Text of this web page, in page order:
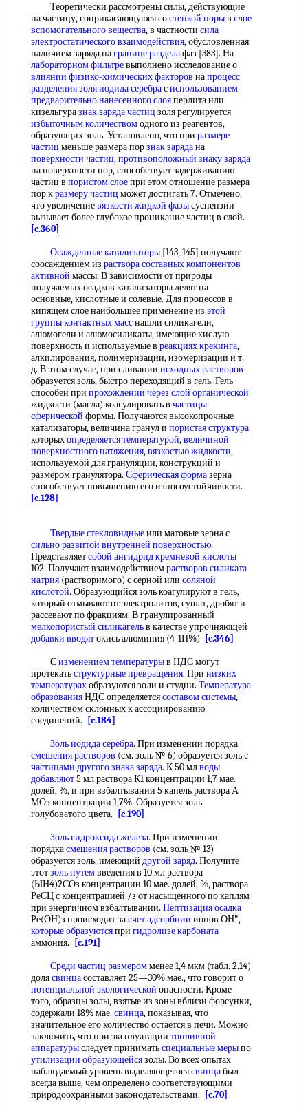
Теоретически рассмотрены силы, действующие
на частицу, соприкасающуюся состенкой порыв слое
вспомогательного вещества, в частности сила
электростатического взаимодействия, обусловленная
наличием заряда награнице разделафаз [383]. На
лабораторном фильтревыполнено исследование о
влиянии физико-химических факторов напроцесс
разделениязоля иодида серебрасиспользованием
предварительнонанесенного слояперлита или
кизельгуразнак заряда частиц золя регулируется
избыточным количествомодного из реагентов,
образующих золь. Установлено, что при размере
частиц меньше размера порзнак зарядана
поверхности частиц,противоположный знаку заряда
на поверхности пор, способствует задерживанию
частиц в пористом слоепри этом отношение размера
пор кразмеру частиц может достигать 7. Отмечено,
что увеличениевязкости жидкой фазысуспензии
вызывает более глубокое проникание частиц в слой.
[c.360]
Осажденные катализаторы [143, 145] получают
соосаждением из раствора составныхкомпонентов
активной массы. В зависимости от природы
получаемых осадков катализаторы делят на
основные, кислотные и солевые. Для процессов в
кипящем слое наибольшее применение из этой
группыконтактных масснашли силикагели,
алюмогели и алюмосиликаты, имеющие кислую
поверхность и используемые в реакциях крекинга,
алкилирования, полимеризации, изомеризации и т.
д. В этом случае, при сливании исходных растворов
образуется золь, быстро переходящий в гель. Гель
способен при прохождении через слой органической
жидкости (масла) коагулировать в частицы
сферической формы. Получаются высокопрочные
катализаторы, величина гранул и пористая структура
которыхопределяется температурой,величиной
поверхностного натяжения,вязкостью жидкости,
используемой для грануляции, конструкций и
размером гранулятора. Сферическая формазерна
способствует повышению его износоустойчивости.
[c.128]
Твердые стекловидныеили матовые зерна с
сильно развитой внутренней поверхностью.
Представляетсобой ангидрид кремневой кислоты
102. Получают взаимодействиемрастворов силиката
натрия (растворимого) с серной или соляной
кислотой. Образующийся золь коагулируют в гель,
который отмывают от электролитов, сушат, дробят и
рассевают по фракциям. В гранулированный
мелкопористый силикагельв качестве упрочняющей
добавки вводятокись алюминия (4-1П%)
[c.346]
Сизменением температурыв НДС могут
протекатьструктурные превращения. При низких
температурахобразуются золи и студни. Температура
образованияНДС определяетсясоставом системы,
количеством склонных к ассоциированию
соединений.
[c.184]
Золь иодида серебра. При изменении порядка
смешения растворов (см. золь № 6) образуется золь с
частицами другогознака заряда. К 50 млводы
добавляют5 мл раствора К1 концентрации 1,7 мае.
долей, %, и при взбалтывании 5 капель раствора А
МОз концентрации 1,7%. Образуется золь
голубоватого цвета.
[c.190]
Золь гидроксида железа. При изменении
порядкасмешения растворов (см. золь № 13)
образуется золь, имеющий другой заряд. Получите
этотзоль путемвведения в 10 мл раствора
(ЫН4)2СОз концентрации 10 мае. долей, %, раствора
РеСЦ с концентрацией /з от насыщенного по каплям
при энергичном взбалтывании. Пептизация осадка
Ре(ОН)з происходит засчет адсорбции ионов ОН",
которые образуютсяпри гидролизе карбоната
аммония.
[c.191]
Среди частиц размеромменее 1,4 мкм (табл. 2.14)
долясвинцасоставляет 25—30% мае., что говорит о
потенциальной экологической опасности. Кроме
того, образцы золы, взятые из зоны вблизи форсунки,
содержали 18% мае. свинца, показывая, что
значительное его количество остается в печи. Можно
заключить, что при эксплуатации топливной
аппаратурыследует приниматьспециальные мерыпо
утилизации образующейсязолы. Во всех опытах
наблюдаемый уровень выделяющегосясвинцабыл
всегда выше, чем определено соответствующими
природоохранными законодательствами.
[c.70]